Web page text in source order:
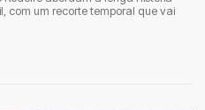
com um recorte temporal que vai